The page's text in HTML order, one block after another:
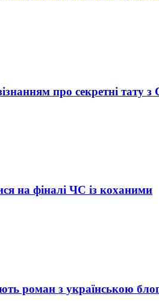
про секретні тату
на фіналі ЧС із коханими
роман з українською